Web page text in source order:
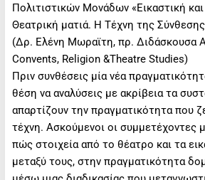
Πολιτιστικών Μονάδων «Εικαστική
Θεατρική ματιά. Η Τέχνη της
(Δρ. Ελένη Μωραϊτη, πρ. Διδάσκουσα
Convents, Religion &Theatre Studies)
Πριν συνθέσεις μία νέα
θέση να αναλύσεις με ακρίβεια τα
απαρτίζουν την πραγματικότητα που
τέχνη. Ασκούμενοι οι συμμετέχοντες
πώς στοιχεία από το θέατρο και τα
μεταξύ τους, στην πραγματικότητα